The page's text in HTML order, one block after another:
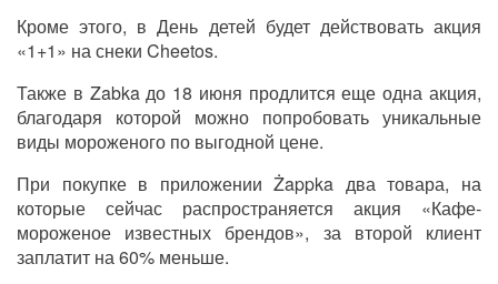
Кроме этого, в День детей будет действовать акция
«1+1» на снеки Cheetos.
Также в Zabka до 18 июня продлится еще одна акция,
благодаря которой можно попробовать уникальные
виды мороженого по выгодной цене.
При покупке в приложении Żappka два товара, на
которые сейчас распространяется акция «Кафе-
мороженое известных брендов», за второй клиент
заплатит на 60% меньше.